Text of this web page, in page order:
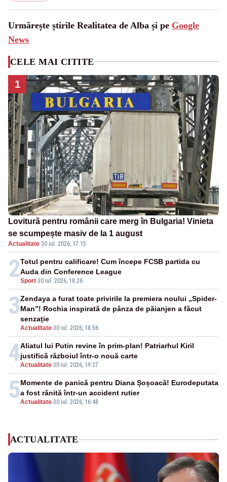
Urmărește știrile Realitatea de Alba și pe Google
News
CELE MAI CITITE
1
Lovitură pentru românii care merg în Bulgaria! Vinieta
se scumpește masiv de la 1 august
Actualitate·30 iul. 2026, 17:15
2Sport-30 iul. 2026, 18:26
Totul pentru calificare! Cum începe FCSB partida cu
Auda din Conference League
3
Actualitate-30 iul. 2026, 18:56
Zendaya a furat toate privirile la premiera noului „Spider-
Man”! Rochia inspirată de pânza de păianjen a făcut
senzație
4Actualitate-30 iul. 2026, 19:27
Aliatul lui Putin revine în prim-plan! Patriarhul Kiril
justifică războiul într-o nouă carte
5Actualitate-30 iul. 2026, 16:48
Momente de panică pentru Diana Șoșoacă! Eurodeputata
a fost rănită într-un accident rutier
ACTUALITATE